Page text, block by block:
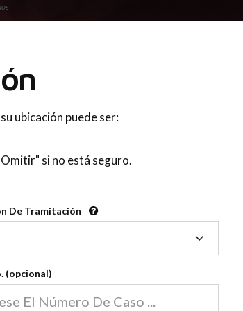
clases de crianza compartida en línea están
para padres en línea cumplen la mayoría de
ubicación puede ser:
si no está seguro.
De Tramitación
(opcional)